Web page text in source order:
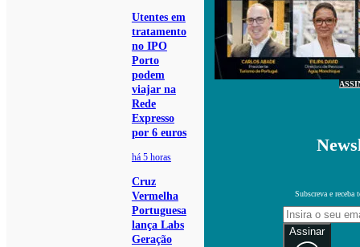
Utentes em
tratamento
no IPO
Porto
podem
viajar na
Rede
Expresso
por 6 euros
há 5 horas
Cruz
Vermelha
Portuguesa
lança Labs
Geração
Subscreva e receba
Assinar